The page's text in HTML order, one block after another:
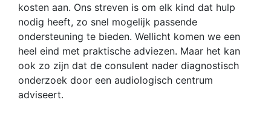
kosten aan. Ons streven is om elk kind dat hulp
nodig heeft, zo snel mogelijk passende
ondersteuning te bieden. Wellicht komen we een
heel eind met praktische adviezen. Maar het kan
ook zo zijn dat de consulent nader diagnostisch
onderzoek door een audiologisch centrum
adviseert.